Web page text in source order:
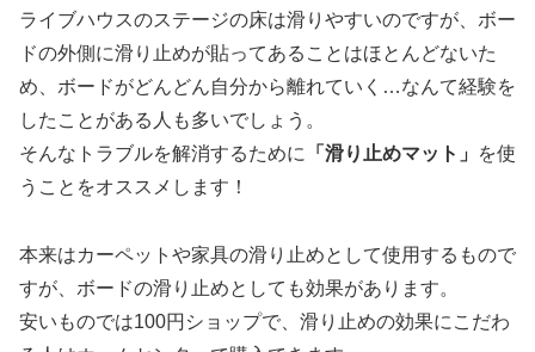
ライブハウスのステージの床は滑りやすいのですが、ボー
ドの外側に滑り止めが貼ってあることはほとんどないた
め、ボードがどんどん自分から離れていく…なんて経験を
したことがある人も多いでしょう。
そんなトラブルを解消するために
「滑り止めマット」
を使
うことをオススメします！
本来はカーペットや家具の滑り止めとして使用するもので
すが、ボードの滑り止めとしても効果があります。
安いものでは100円ショップで、滑り止めの効果にこだわ